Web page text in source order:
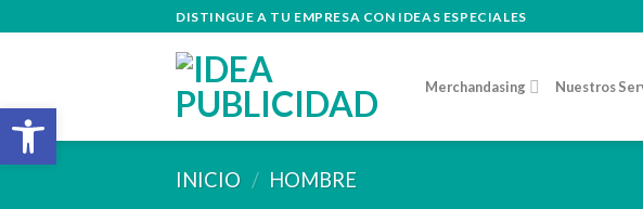
to
DISTINGUE A TU EMPRESA CON IDEAS ESPECIALES
Merchandasing Nuestros
INICIO / HOMBRE
Abrir barra de herramientas